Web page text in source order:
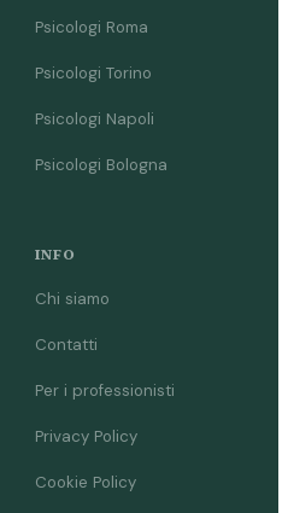
Psicologi Roma
Psicologi Torino
Psicologi Napoli
Psicologi Bologna
INFO
Chi siamo
Contatti
Per i professionisti
Privacy Policy
Cookie Policy